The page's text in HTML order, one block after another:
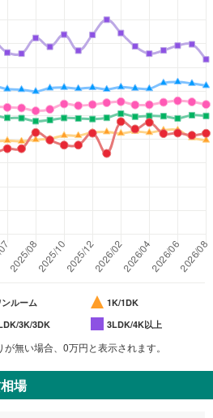
ンルーム
1K/1DK
3K/3DK 3LDK/4K以上
無い場合、0万円と表示されます。
場